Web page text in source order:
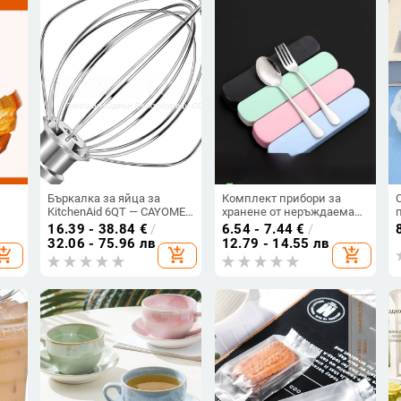
Бъркалка за яйца за
KitchenAid 6QT — CAYOMEN
6QT egg net, аксесоар за
разбиване на крем
16.39 - 38.84 € /
32.06 - 75.96 лв
add_shopping_cart
Комплект прибори за
хранене от неръждаема
стомана: вилица и
лъжица, 410 стомана,
огледално полирани,
преносим, 2 части,
зелено
6.54 - 7.44 € /
12.79 - 14.55 лв
add_shopping_cart